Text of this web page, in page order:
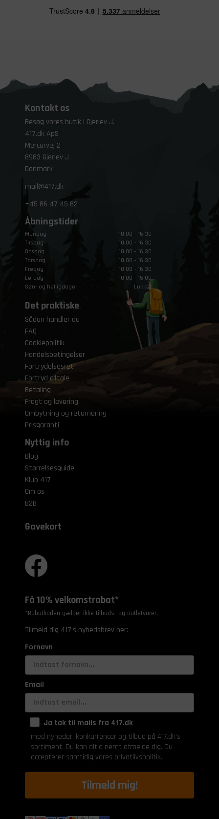
Kontakt os
Besøg vores butik i Gjerlev J.
417.dk ApS
Mercurvej 2
8983 Gjerlev J
Danmark
mail@417.dk
+45 86 47 45 82
Åbningstider
Mandag
10.00 – 16.30
Tirsdag
10.00 – 16.30
Onsdag
10.00 – 16.30
Torsdag
10.00 – 16.30
Fredag
10.00 – 16.30
Lørdag
10.00 – 15.00
Søn- og helligdage
Lukket
Det praktiske
Sådan handler du
FAQ
Cookiepolitik
Handelsbetingelser
Fortrydelsesret
Fortryd aftale
Betaling
Fragt og levering
Ombytning og returnering
Prisgaranti
Nyttig info
Blog
Størrelsesguide
Klub 417
Om os
B2B
Gavekort
Få 10% velkomstrabat*
*Rabatkoden gælder ikke tilbuds- og outletvarer.
Tilmeld dig 417's nyhedsbrev her:
Fornavn
Email
Ja tak til mails fra 417.dk
med nyheder, konkurrencer og tilbud på 417.dk's
sortiment. Du kan altid nemt afmelde dig. Du
accepterer samtidig vores privatlivspolitik.
Tilmeld mig!